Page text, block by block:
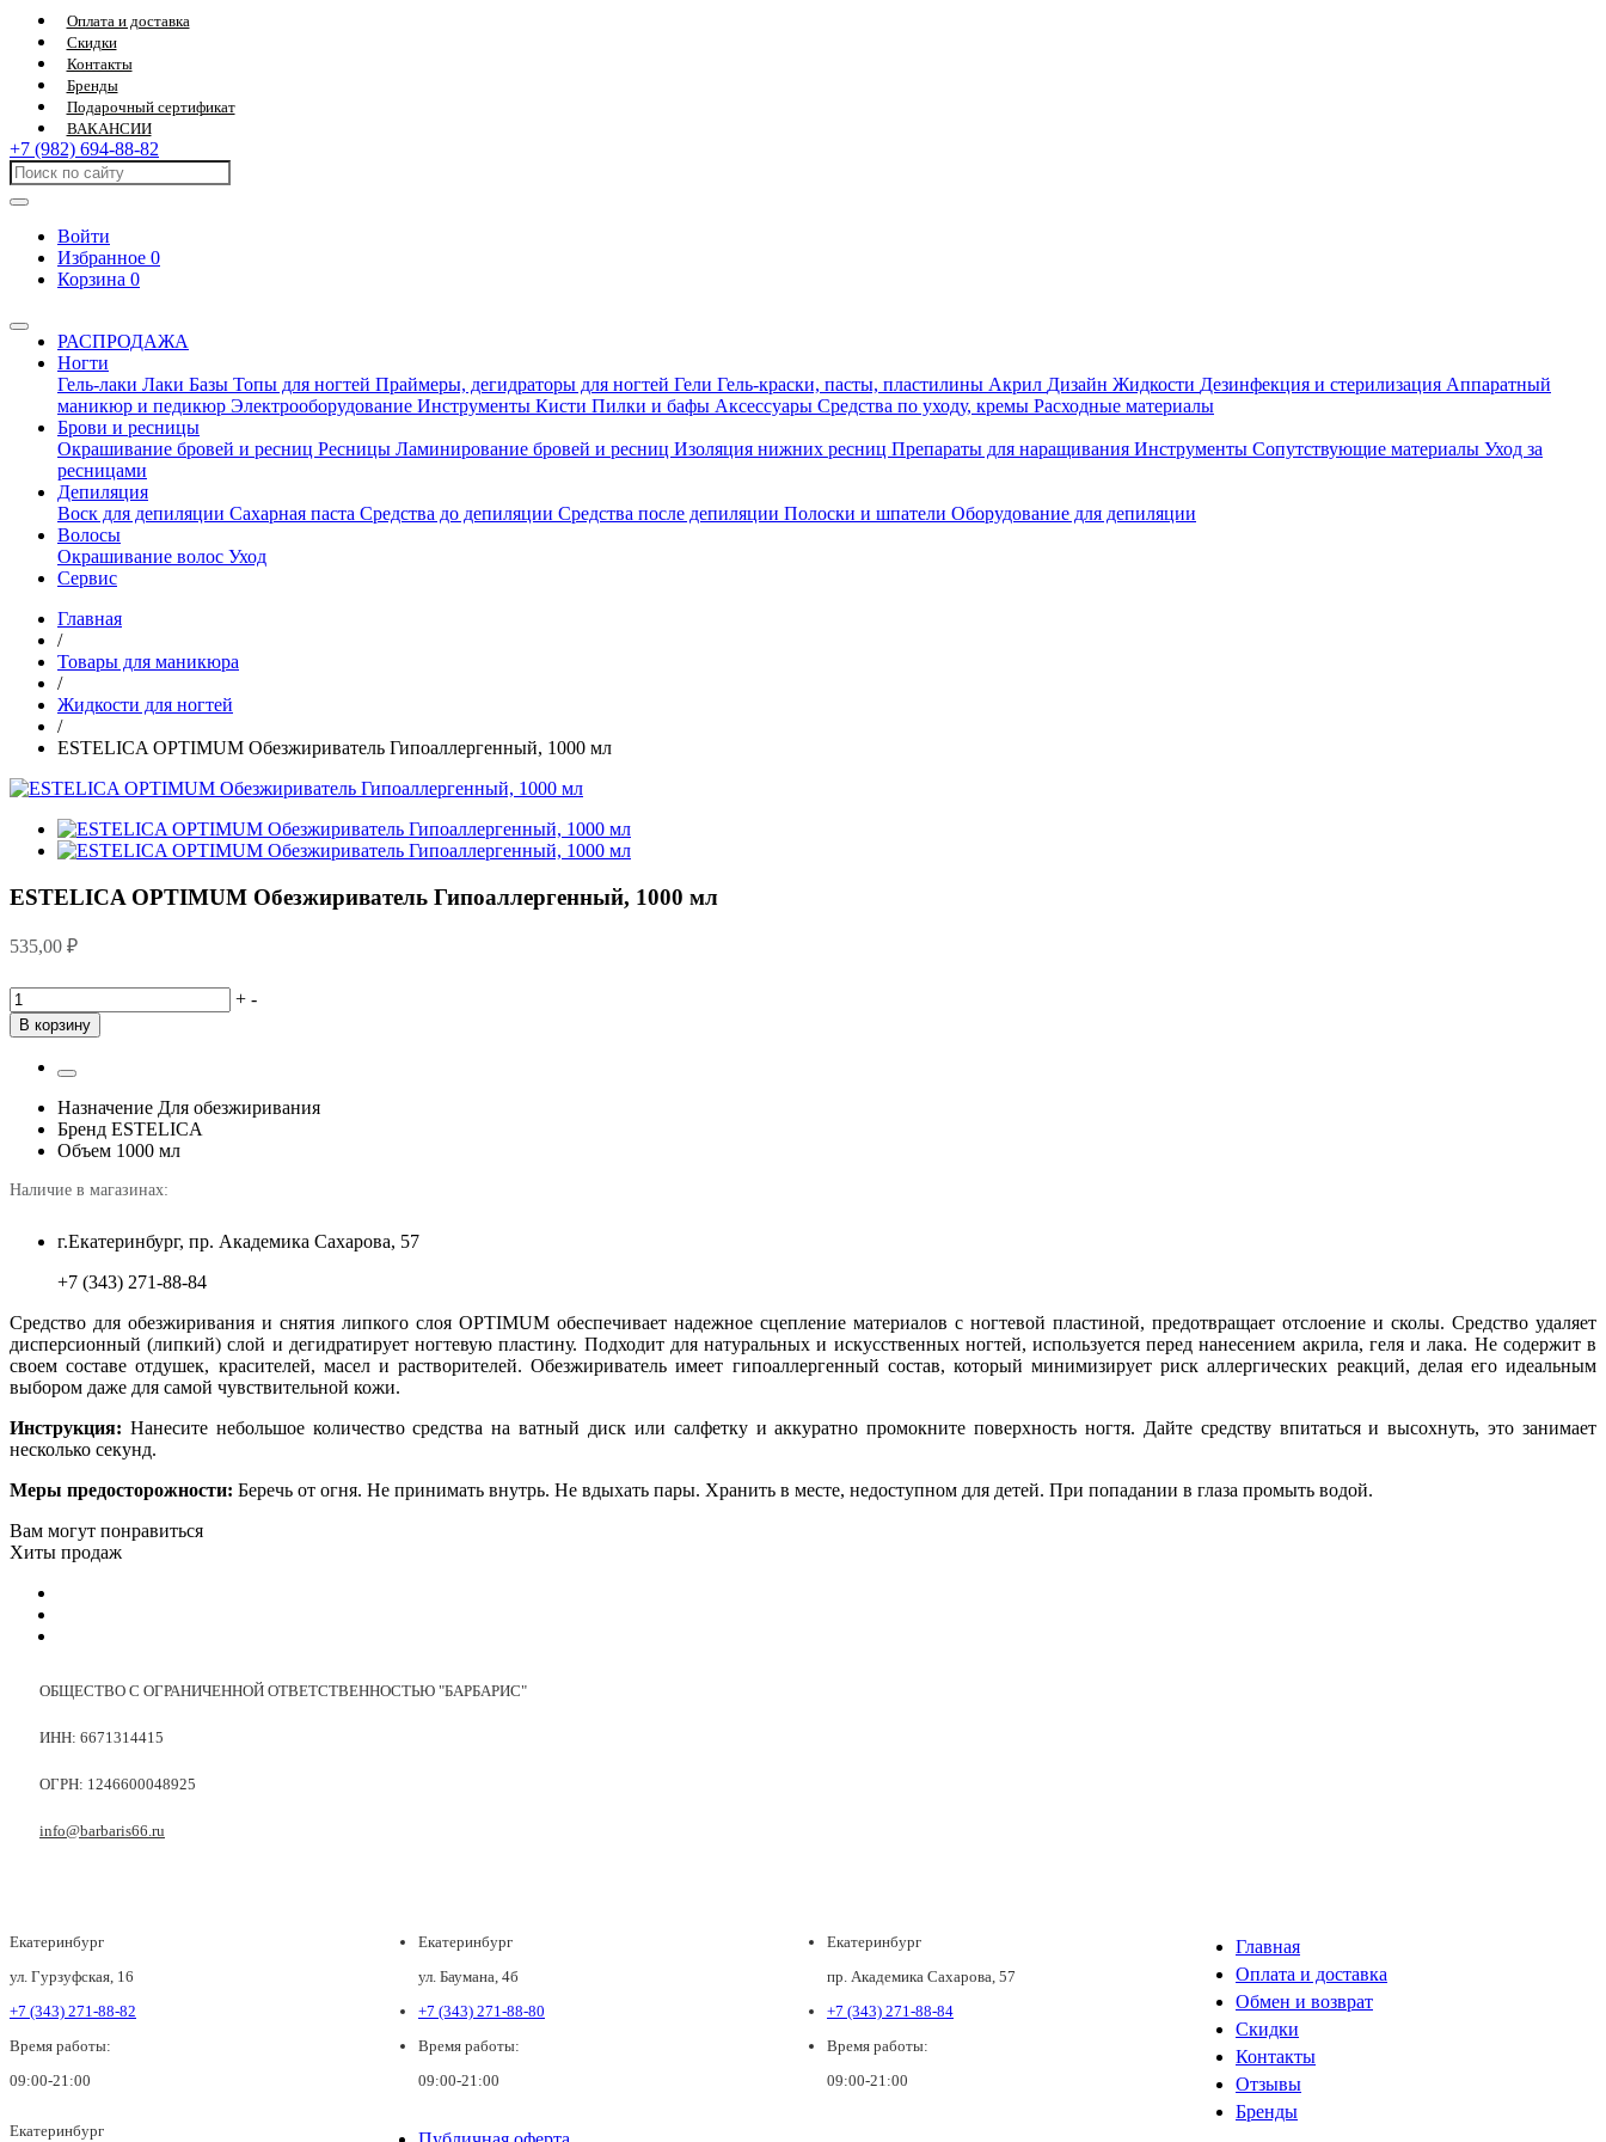
Оплата и доставка
Скидки
Контакты
Бренды
Подарочный сертификат
ВАКАНСИИ
+7 (982) 694-88-82
Войти
Избранное 0
Корзина 0
РАСПРОДАЖА
Ногти
Гель-лаки Лаки Базы Топы для ногтей Праймеры, дегидраторы для ногтей Гели Гель-краски, пасты, пластилины Акрил Дизайн Жидкости Дезинфекция и стерилизация Аппаратный
маникюр и педикюр Электрооборудование Инструменты Кисти Пилки и бафы Аксессуары Средства по уходу, кремы Расходные материалы
Брови и ресницы
Окрашивание бровей и ресниц Ресницы Ламинирование бровей и ресниц Изоляция нижних ресниц Препараты для наращивания Инструменты Сопутствующие материалы Уход за
ресницами
Депиляция
Воск для депиляции Сахарная паста Средства до депиляции Средства после депиляции Полоски и шпатели Оборудование для депиляции
Волосы
Окрашивание волос Уход
Сервис
Главная
/
Товары для маникюра
/
Жидкости для ногтей
/
ESTELICA OPTIMUM Обезжириватель Гипоаллергенный, 1000 мл
ESTELICA OPTIMUM Обезжириватель Гипоаллергенный, 1000 мл
535,00 ₽
+ -
В корзину
Назначение Для обезжиривания
Бренд ESTELICA
Объем 1000 мл
Наличие в магазинах:
г.Екатеринбург, пр. Академика Сахарова, 57
+7 (343) 271-88-84
Средство для обезжиривания и снятия липкого слоя OPTIMUM обеспечивает надежное сцепление материалов с ногтевой пластиной, предотвращает отслоение и сколы. Средство удаляет
дисперсионный (липкий) слой и дегидратирует ногтевую пластину. Подходит для натуральных и искусственных ногтей, используется перед нанесением акрила, геля и лака. Не содержит в
своем составе отдушек, красителей, масел и растворителей. Обезжириватель имеет гипоаллергенный состав, который минимизирует риск аллергических реакций, делая его идеальным
выбором даже для самой чувствительной кожи.
Инструкция: Нанесите небольшое количество средства на ватный диск или салфетку и аккуратно промокните поверхность ногтя. Дайте средству впитаться и высохнуть, это занимает
несколько секунд.
Меры предосторожности: Беречь от огня. Не принимать внутрь. Не вдыхать пары. Хранить в месте, недоступном для детей. При попадании в глаза промыть водой.
Вам могут понравиться
Хиты продаж
ОБЩЕСТВО С ОГРАНИЧЕННОЙ ОТВЕТСТВЕННОСТЬЮ "БАРБАРИС"
ИНН: 6671314415
ОГРН: 1246600048925
info@barbaris66.ru
Екатеринбург
ул. Гурзуфская, 16
+7 (343) 271-88-82
Время работы:
09:00-21:00
Екатеринбург
ул. Баумана, 4б
+7 (343) 271-88-80
Время работы:
09:00-21:00
Екатеринбург
пр. Академика Сахарова, 57
+7 (343) 271-88-84
Время работы:
09:00-21:00
Екатеринбург
Главная
Оплата и доставка
Обмен и возврат
Скидки
Контакты
Отзывы
Бренды